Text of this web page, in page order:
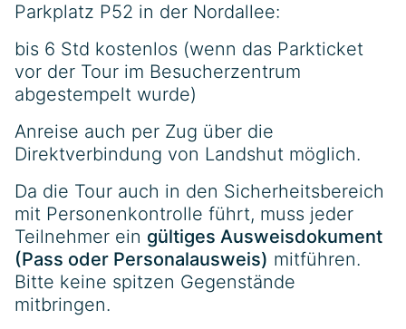
Parkplatz P52 in der Nordallee:
bis 6 Std kostenlos (wenn das Parkticket
vor der Tour im Besucherzentrum
abgestempelt wurde)
Anreise auch per Zug über die
Direktverbindung von Landshut möglich.
Da die Tour auch in den Sicherheitsbereich
mit Personenkontrolle führt, muss jeder
Teilnehmer ein gültiges Ausweisdokument
(Pass oder Personalausweis) mitführen.
Bitte keine spitzen Gegenstände
mitbringen.